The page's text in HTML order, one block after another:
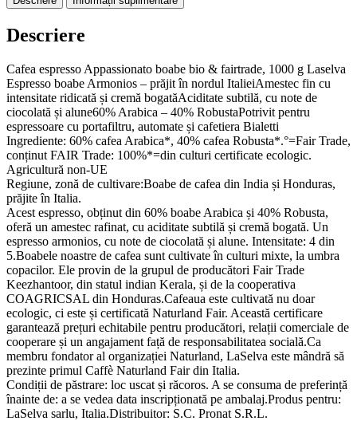
bio
fairtrade,
g
Laselva
60%
Arabica
–
40%
Robusta
Descriere
Cafea espresso Appassionato boabe bio & fairtrade, 1000 g Laselva
Espresso boabe Armonios – prăjit în nordul ItalieiAmestec fin cu
intensitate ridicată și cremă bogatăAciditate subtilă, cu note de
ciocolată și alune60% Arabica – 40% RobustaPotrivit pentru
espressoare cu portafiltru, automate și cafetiera Bialetti
Ingrediente: 60% cafea Arabica*, 40% cafea Robusta*.°=Fair Trade,
conținut FAIR Trade: 100%*=din culturi certificate ecologic.
Agricultură non-UE
Regiune, zonă de cultivare:Boabe de cafea din India și Honduras,
prăjite în Italia.
Acest espresso, obținut din 60% boabe Arabica și 40% Robusta,
oferă un amestec rafinat, cu aciditate subtilă și cremă bogată. Un
espresso armonios, cu note de ciocolată și alune. Intensitate: 4 din
5.Boabele noastre de cafea sunt cultivate în culturi mixte, la umbra
copacilor. Ele provin de la grupul de producători Fair Trade
Keezhantoor, din statul indian Kerala, și de la cooperativa
COAGRICSAL din Honduras.Cafeaua este cultivată nu doar
ecologic, ci este și certificată Naturland Fair. Această certificare
garantează prețuri echitabile pentru producători, relații comerciale de
cooperare și un angajament față de responsabilitatea socială.Ca
membru fondator al organizației Naturland, LaSelva este mândră să
prezinte primul Caffè Naturland Fair din Italia.
Condiții de păstrare: loc uscat și răcoros. A se consuma de preferință
înainte de: a se vedea data inscripționată pe ambalaj.Produs pentru:
LaSelva sarlu, Italia.Distribuitor: S.C. Pronat S.R.L.